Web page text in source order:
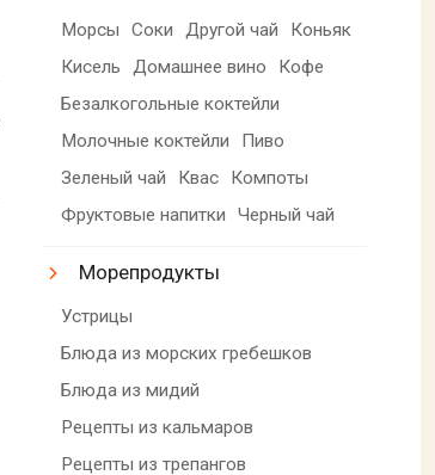
Морсы Соки Другой чай
Коньяк
Кисель
Домашнее вино
Кофе
Безалкогольные коктейли
Молочные коктейли
Пиво
Зеленый чай
Квас
Компоты
Фруктовые напитки
Черный чай
Морепродукты
Устрицы
Блюда из морских гребешков
Блюда из мидий
Рецепты из кальмаров
Рецепты из трепангов